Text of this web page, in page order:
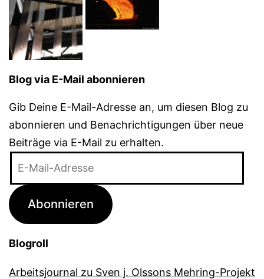
Blog via E-Mail abonnieren
Gib Deine E-Mail-Adresse an, um diesen Blog zu
abonnieren und Benachrichtigungen über neue
Beiträge via E-Mail zu erhalten.
Adresse
Abonnieren
Blogroll
Arbeitsjournal zu Sven j. Olssons Mehring-Projekt